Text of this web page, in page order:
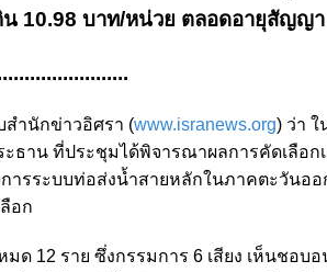
น 10.98 บาท/หน่วย ตลอดอายุสัญญ
สำนักข่าวอิศรา (www.isranews.org) ว่า
าน ที่ประชุมได้พิจารณาผลการคัดเลือก
รระบบท่อส่งน้ำสายหลักในภาคตะวันออ
อก
ด 12 ราย ซึ่งกรรมการ 6 เสียง เห็นชอบ